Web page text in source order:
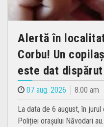
Alertă în
Corbu! Un
este dat dispărut
07 aug. 2026 8.00 am
La data de 6 august, în
Poliției orașului Năvodari